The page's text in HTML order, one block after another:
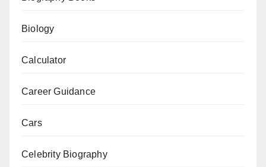
Biology
Calculator
Career Guidance
Cars
Celebrity Biography